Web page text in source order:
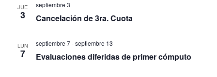
JUE
3 Cancelación de 3ra. Cuota
septiembre 3
LUN
7 Evaluaciones diferidas de primer cómputo
septiembre 7-septiembre 13